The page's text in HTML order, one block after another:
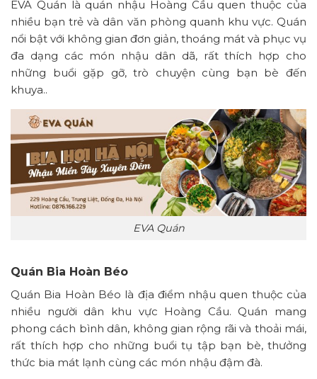
EVA Quán là quán nhậu Hoàng Cầu quen thuộc của
nhiều bạn trẻ và dân văn phòng quanh khu vực. Quán
nổi bật với không gian đơn giản, thoáng mát và phục vụ
đa dạng các món nhậu dân dã, rất thích hợp cho
những buổi gặp gỡ, trò chuyện cùng bạn bè đến
khuya..
EVA Quán
Quán Bia Hoàn Béo
Quán Bia Hoàn Béo là địa điểm nhậu quen thuộc của
nhiều người dân khu vực Hoàng Cầu. Quán mang
phong cách bình dân, không gian rộng rãi và thoải mái,
rất thích hợp cho những buổi tụ tập bạn bè, thưởng
thức bia mát lạnh cùng các món nhậu đậm đà.